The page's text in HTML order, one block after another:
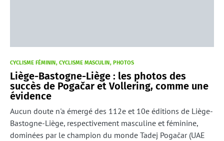
CYCLISME FÉMININ CYCLISME MASCULIN PHOTOS
Liège-Bastogne-Liège : les photos des
succès de Pogačar et Vollering, comme une
évidence
Aucun doute n'a émergé des 112e et 10e éditions de Liège-
Bastogne-Liège, respectivement masculine et féminine,
dominées par le champion du monde Tadej Pogačar (UAE